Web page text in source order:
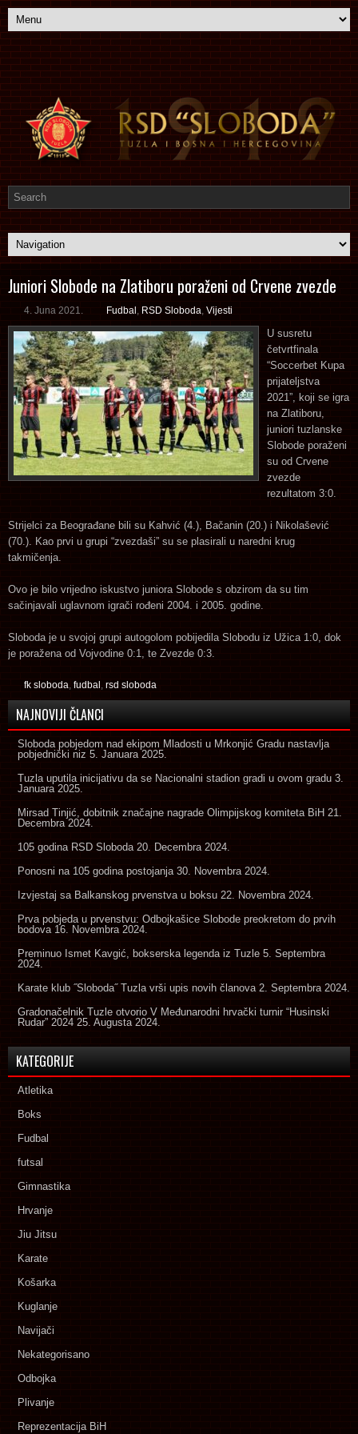
Juniori Slobode na Zlatiboru poraženi od Crvene zvezde
4. Juna 2021. Fudbal RSD Sloboda Vijesti
U susretu
četvrtfinala
“Soccerbet Kupa
prijateljstva
2021”, koji se igra
na Zlatiboru,
juniori tuzlanske
Slobode poraženi
su od Crvene
zvezde
rezultatom 3:0.
Strijelci za Beograđane bili su Kahvić (4.), Bačanin (20.) i Nikolašević
(70.). Kao prvi u grupi “zvezdaši” su se plasirali u naredni krug
takmičenja.
Ovo je bilo vrijedno iskustvo juniora Slobode s obzirom da su tim
sačinjavali uglavnom igrači rođeni 2004. i 2005. godine.
Sloboda je u svojoj grupi autogolom pobijedila Slobodu iz Užica 1:0, dok
je poražena od Vojvodine 0:1, te Zvezde 0:3.
fk sloboda fudbal rsd sloboda
NAJNOVIJI ČLANCI
Sloboda pobjedom nad ekipom Mladosti u Mrkonjić Gradu nastavlja
pobjednički niz 5. Januara 2025.
Tuzla uputila inicijativu da se Nacionalni stadion gradi u ovom gradu 3.
Januara 2025.
Mirsad Tinjić, dobitnik značajne nagrade Olimpijskog komiteta BiH 21.
Decembra 2024.
105 godina RSD Sloboda 20. Decembra 2024.
Ponosni na 105 godina postojanja 30. Novembra 2024.
Izvjestaj sa Balkanskog prvenstva u boksu 22. Novembra 2024.
Prva pobjeda u prvenstvu: Odbojkašice Slobode preokretom do prvih
bodova 16. Novembra 2024.
Preminuo Ismet Kavgić, bokserska legenda iz Tuzle 5. Septembra
2024.
Karate klub ˝Sloboda˝ Tuzla vrši upis novih članova 2. Septembra 2024.
Gradonačelnik Tuzle otvorio V Međunarodni hrvački turnir “Husinski
Rudar” 2024 25. Augusta 2024.
KATEGORIJE
Atletika
Boks
Fudbal
futsal
Gimnastika
Hrvanje
Jiu Jitsu
Karate
Košarka
Kuglanje
Navijači
Nekategorisano
Odbojka
Plivanje
Reprezentacija BiH